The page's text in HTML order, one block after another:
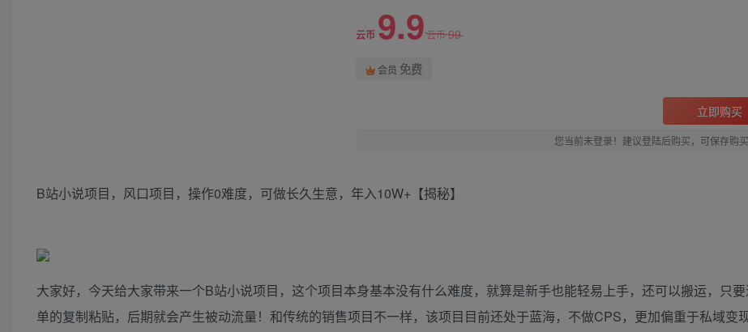
云币 9.9云币99
会员 免费
立即购买
您当前未登录！建议登陆后购买，可保存购
B站小说项目，风口项目，操作0难度，可做长久生意，年入10W+【揭秘】
大家好，今天给大家带来一个B站小说项目，这个项目本身基本没有什么难度，就算是新手也能轻易上手，还可以搬运，只
单的复制粘贴，后期就会产生被动流量！和传统的销售项目不一样，该项目目前还处于蓝海，不做CPS，更加偏重于私域变